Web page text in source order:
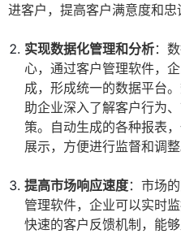
进客户，提高客户满意度和忠
实现数据化管理和分析：
心，通过客户管理软件，
成，形成统一的数据平台
助企业深入了解客户行为
策。自动生成的各种报表
展示，方便进行监督和调整
提高市场响应速度：市场
管理软件，企业可以实时
快速的客户反馈机制，能